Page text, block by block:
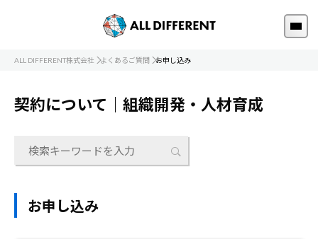
ALL DIFFERENT株式会社 よくあるご質問 お申し込み
契約について｜組織開発・人材育成
お申し込み